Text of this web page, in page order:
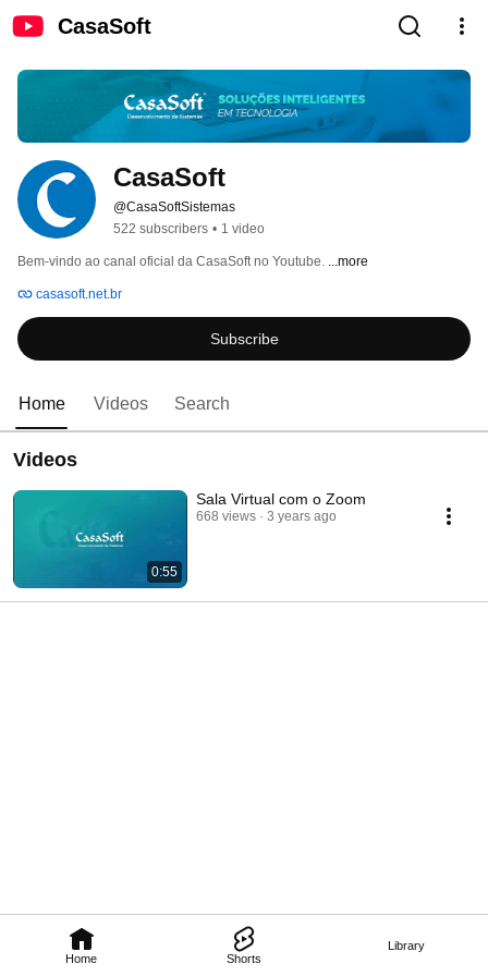
CasaSoft
Home Shorts
Library
CasaSoft
@CasaSoftSistemas
522 subscribers • 1 video
Bem-vindo ao canal oficial da CasaSoft no Youtube. ...more
casasoft.net.br
Subscribe
Home Videos Search
Videos
0:55
Sala Virtual com o Zoom
668 views 3 years ago